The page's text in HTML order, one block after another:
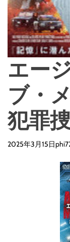
エー
ブ・
犯罪
2025年3月15日